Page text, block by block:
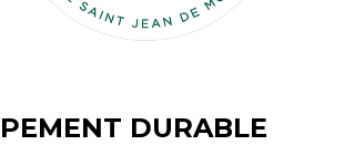
DURABLE